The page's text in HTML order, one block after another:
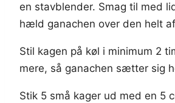
en stavblender. Smag til med
hæld ganachen over den helt
Stil kagen på køl i minimum 2
mere, så ganachen sætter sig
Stik 5 små kager ud med en 5